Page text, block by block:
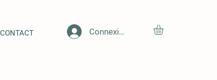
CONTACT Connexion